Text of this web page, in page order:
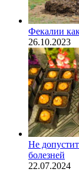
Фекалии
26.10.2023
Не
болезней
22.07.2024